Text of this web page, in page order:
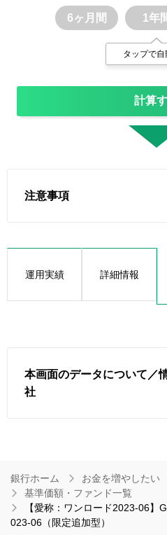
6ヶ月間 1年
タップで自
計算
注意事項
運用実績 詳細情報
本画面のデータについて／
社
銀行ホーム お金を増やしたい
基準価額・ファンド一覧
【愛称：ワンロード2023-06】
023-06（限定追加型）